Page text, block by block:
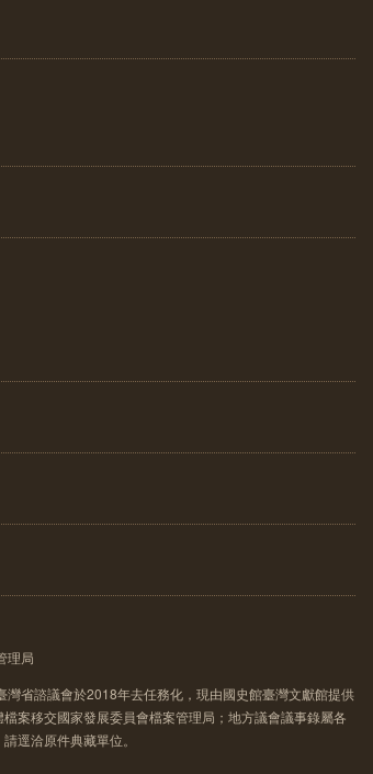
理局
灣省諮議會於2018年去任務化，現由國史館臺灣文獻館提供
案移交國家發展委員會檔案管理局；地方議會議事錄屬各
逕洽原件典藏單位。